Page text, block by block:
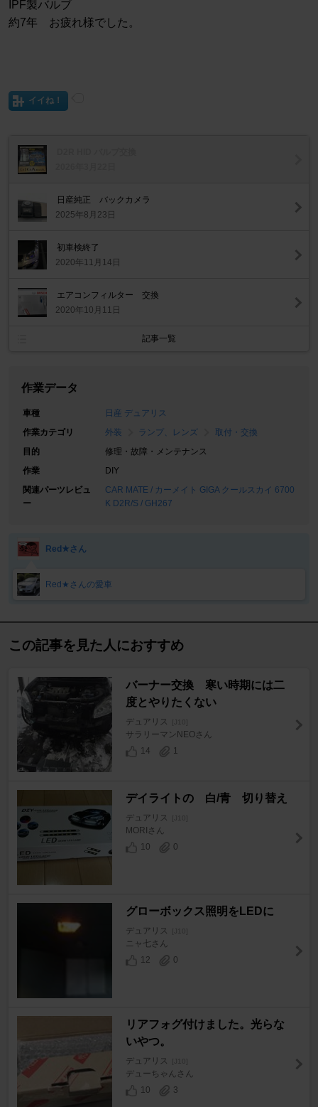
IPF製バルブ
約7年 お疲れ様でした。
イイね！
日産純正 バックカメラ
2025年8月23日
初車検終了
2020年11月14日
エアコンフィルター 交換
2020年10月11日
記事一覧
作業データ
車種
日産 デュアリス
作業カテゴリ
外装 ランプ、レンズ
取付・交換
目的
修理・故障・メンテナンス
作業
DIY
関連パーツレビュ
ー
CAR MATE / カーメイト GIGA クールスカイ 6700
K D2R/S / GH267
Red★さん
Red★さんの愛車
この記事を見た人におすすめ
バーナー交換 寒い時期には二
度とやりたくない
デュアリス [J10]
サラリーマンNEOさん
14
1
デイライトの 白/青 切り替え
デュアリス [J10]
MORIさん
10
0
グローボックス照明をLEDに
デュアリス [J10]
ニャ七さん
12
0
リアフォグ付けました。光らな
いやつ。
デュアリス [J10]
デューちゃんさん
10
3